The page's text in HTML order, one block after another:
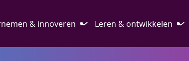
& innoveren Leren & ontwikkelen